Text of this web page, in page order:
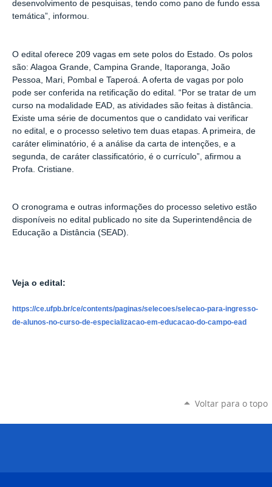
desenvolvimento de pesquisas, tendo como pano de fundo essa
temática”, informou.
O edital oferece 209 vagas em sete polos do Estado. Os polos
são: Alagoa Grande, Campina Grande, Itaporanga, João
Pessoa, Mari, Pombal e Taperoá. A oferta de vagas por polo
pode ser conferida na retificação do edital. “Por se tratar de um
curso na modalidade EAD, as atividades são feitas à distância.
Existe uma série de documentos que o candidato vai verificar
no edital, e o processo seletivo tem duas etapas. A primeira, de
caráter eliminatório, é a análise da carta de intenções, e a
segunda, de caráter classificatório, é o currículo”, afirmou a
Profa. Cristiane.
O cronograma e outras informações do processo seletivo estão
disponíveis no edital publicado no site da Superintendência de
Educação a Distância (SEAD).
Veja o edital:
https://ce.ufpb.br/ce/contents/paginas/selecoes/selecao-para-ingresso-
de-alunos-no-curso-de-especializacao-em-educacao-do-campo-ead
Voltar para o topo